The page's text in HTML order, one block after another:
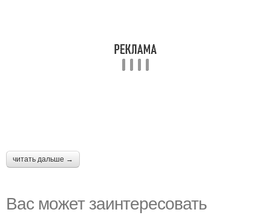
читать дальше →
Вас может заинтересовать